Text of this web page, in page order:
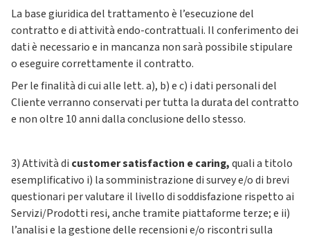
La base giuridica del trattamento è l’esecuzione del
contratto e di attività endo-contrattuali. Il conferimento dei
dati è necessario e in mancanza non sarà possibile stipulare
o eseguire correttamente il contratto.
Per le finalità di cui alle lett. a), b) e c) i dati personali del
Cliente verranno conservati per tutta la durata del contratto
e non oltre 10 anni dalla conclusione dello stesso.
3) Attività di customer satisfaction e caring,quali a titolo
esemplificativo i) la somministrazione di survey e/o di brevi
questionari per valutare il livello di soddisfazione rispetto ai
Servizi/Prodotti resi, anche tramite piattaforme terze; e ii)
l’analisi e la gestione delle recensioni e/o riscontri sulla